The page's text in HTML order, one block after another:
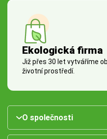
Ekologická firma
Již přes 30 let vytváříme
životní prostředí.
O společnosti